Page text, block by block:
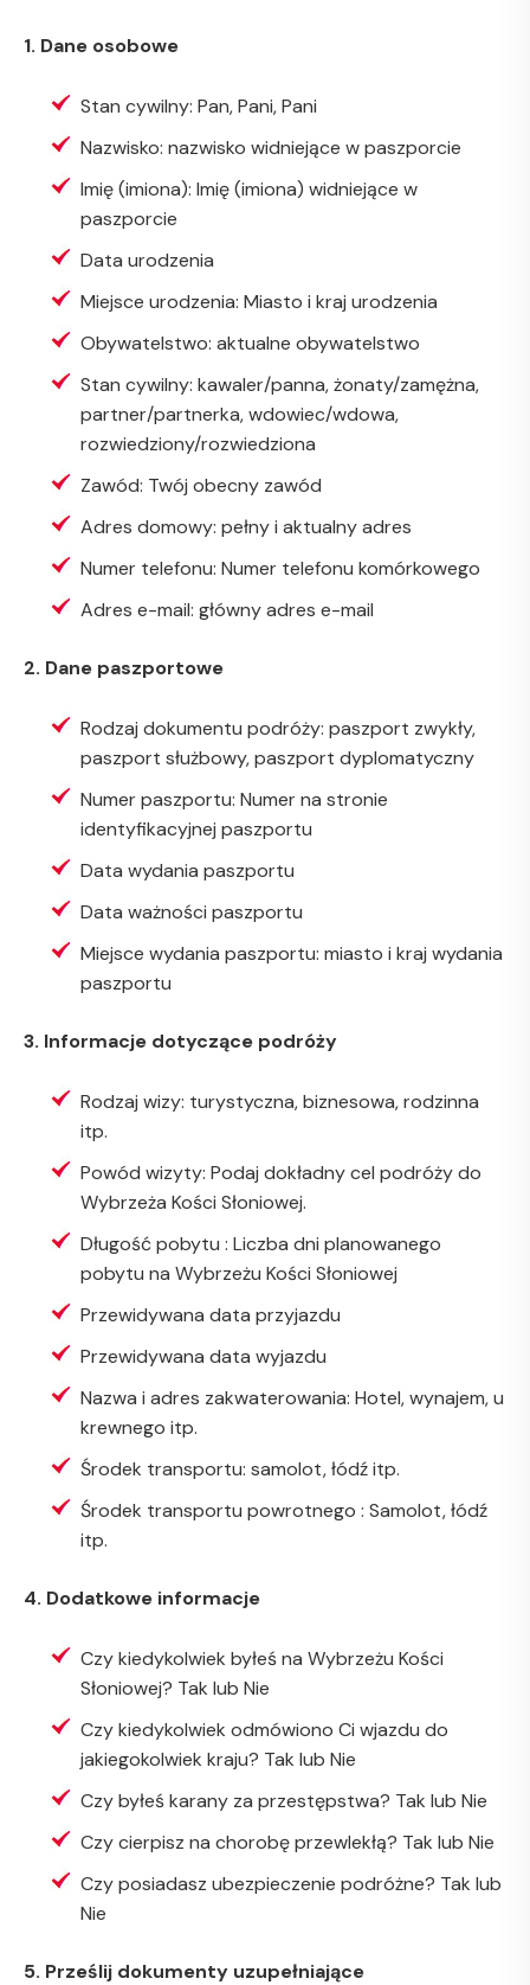
1. Dane osobowe
Stan cywilny: Pan, Pani, Pani
Nazwisko: nazwisko widniejące w paszporcie
Imię (imiona): Imię (imiona) widniejące w
paszporcie
Data urodzenia
Miejsce urodzenia: Miasto i kraj urodzenia
Obywatelstwo: aktualne obywatelstwo
Stan cywilny: kawaler/panna, żonaty/zamężna,
partner/partnerka, wdowiec/wdowa,
rozwiedziony/rozwiedziona
Zawód: Twój obecny zawód
Adres domowy: pełny i aktualny adres
Numer telefonu: Numer telefonu komórkowego
Adres e-mail: główny adres e-mail
2. Dane paszportowe
Rodzaj dokumentu podróży: paszport zwykły,
paszport służbowy, paszport dyplomatyczny
Numer paszportu: Numer na stronie
identyfikacyjnej paszportu
Data wydania paszportu
Data ważności paszportu
Miejsce wydania paszportu: miasto i kraj wydania
paszportu
3. Informacje dotyczące podróży
Rodzaj wizy: turystyczna, biznesowa, rodzinna
itp.
Powód wizyty: Podaj dokładny cel podróży do
Wybrzeża Kości Słoniowej.
Długość pobytu : Liczba dni planowanego
pobytu na Wybrzeżu Kości Słoniowej
Przewidywana data przyjazdu
Przewidywana data wyjazdu
Nazwa i adres zakwaterowania: Hotel, wynajem, u
krewnego itp.
Środek transportu: samolot, łódź itp.
Środek transportu powrotnego : Samolot, łódź
itp.
4. Dodatkowe informacje
Czy kiedykolwiek byłeś na Wybrzeżu Kości
Słoniowej? Tak lub Nie
Czy kiedykolwiek odmówiono Ci wjazdu do
jakiegokolwiek kraju? Tak lub Nie
Czy byłeś karany za przestępstwa? Tak lub Nie
Czy cierpisz na chorobę przewlekłą? Tak lub Nie
Czy posiadasz ubezpieczenie podróżne? Tak lub
Nie
5. Prześlij dokumenty uzupełniające